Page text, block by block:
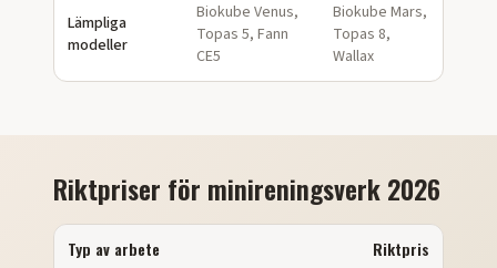
Lämpliga
modeller
Biokube Venus,
Topas 5, Fann
CE5
Biokube Mars,
Topas 8,
Wallax
Riktpriser för minireningsverk 2026
Typ av arbete Riktpris